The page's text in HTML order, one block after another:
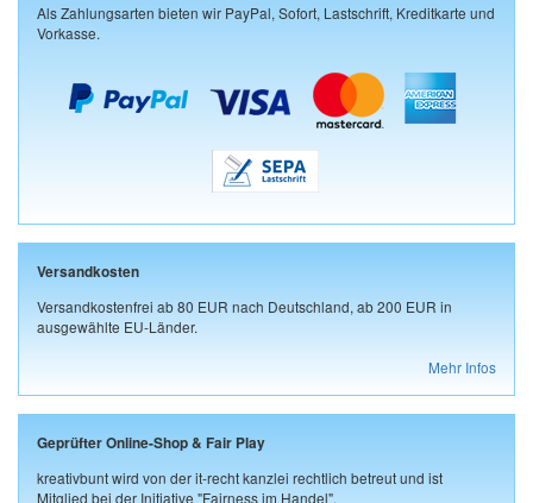
Als Zahlungsarten bieten wir PayPal, Sofort, Lastschrift, Kreditkarte und
Vorkasse.
Versandkosten
Versandkostenfrei ab 80 EUR nach Deutschland, ab 200 EUR in
ausgewählte EU-Länder.
Mehr Infos
Geprüfter Online-Shop & Fair Play
kreativbunt wird von der it-recht kanzlei rechtlich betreut und ist
Mitglied bei der Initiative "Fairness im Handel".